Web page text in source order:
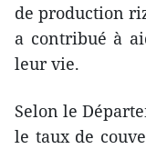
de production
a contribué à
leur vie.
Selon le
le taux de